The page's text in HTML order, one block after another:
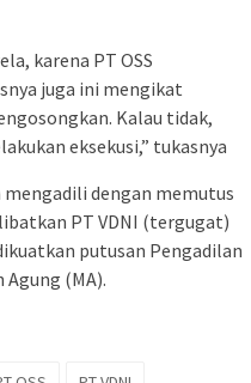
karena PT OSS
juga ini mengikat
Kalau tidak,
eksekusi,” tukasnya
dengan memutus
PT VDNI (tergugat)
putusan Pengadilan
(MA).